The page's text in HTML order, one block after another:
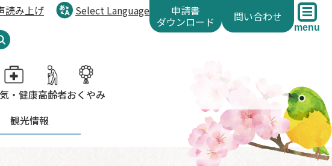
読み上げ
Select Language
申請書
ダウンロード 問い合わせ
menu
・健康高齢者おくやみ
観光情報